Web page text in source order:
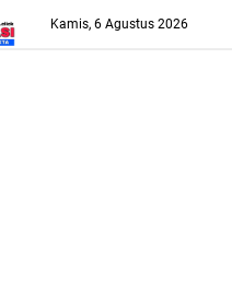
Kamis, 6 Agustus 2026